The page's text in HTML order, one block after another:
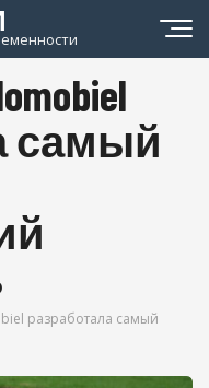
самый
разработала самый